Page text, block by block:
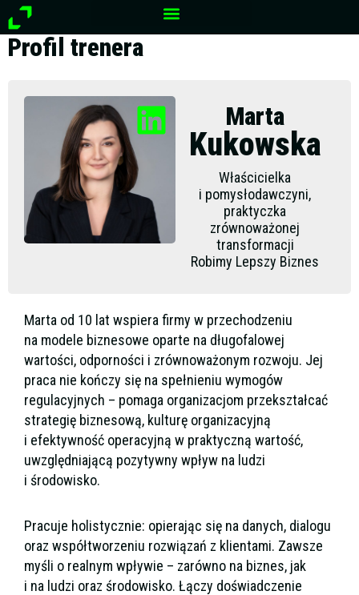
Przejdź
do
treści
Profil trenera
Marta
Kukowska
Właścicielka
i pomysłodawczyni,
praktyczka
zrównoważonej
transformacji
Robimy Lepszy Biznes
Marta od 10 lat wspiera firmy w przechodzeniu
na modele biznesowe oparte na długofalowej
wartości, odporności i zrównoważonym rozwoju. Jej
praca nie kończy się na spełnieniu wymogów
regulacyjnych – pomaga organizacjom przekształcać
strategię biznesową, kulturę organizacyjną
i efektywność operacyjną w praktyczną wartość,
uwzględniającą pozytywny wpływ na ludzi
i środowisko.
Pracuje holistycznie: opierając się na danych, dialogu
oraz współtworzeniu rozwiązań z klientami. Zawsze
myśli o realnym wpływie – zarówno na biznes, jak
i na ludzi oraz środowisko. Łączy doświadczenie